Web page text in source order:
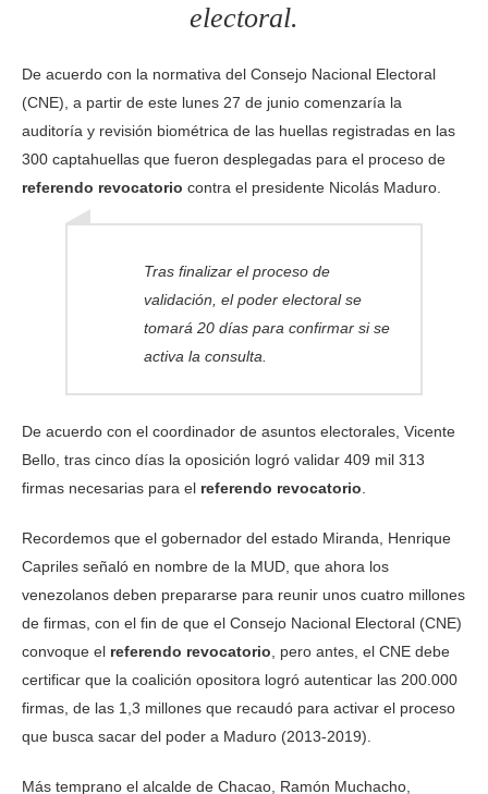
electoral.
De acuerdo con la normativa del Consejo Nacional Electoral
(CNE), a partir de este lunes 27 de junio comenzaría la
auditoría y revisión biométrica de las huellas registradas en las
300 captahuellas que fueron desplegadas para el proceso de
referendo revocatorio contra el presidente Nicolás Maduro.
Tras finalizar el proceso de
validación, el poder electoral se
tomará 20 días para confirmar si se
activa la consulta.
De acuerdo con el coordinador de asuntos electorales, Vicente
Bello, tras cinco días la oposición logró validar 409 mil 313
firmas necesarias para el referendo revocatorio
Recordemos que el gobernador del estado Miranda, Henrique
Capriles señaló en nombre de la MUD, que ahora los
venezolanos deben prepararse para reunir unos cuatro millones
de firmas, con el fin de que el Consejo Nacional Electoral (CNE)
convoque el referendo revocatorio , pero antes, el CNE debe
certificar que la coalición opositora logró autenticar las 200.000
firmas, de las 1,3 millones que recaudó para activar el proceso
que busca sacar del poder a Maduro (2013-2019).
Más temprano el alcalde de Chacao, Ramón Muchacho,